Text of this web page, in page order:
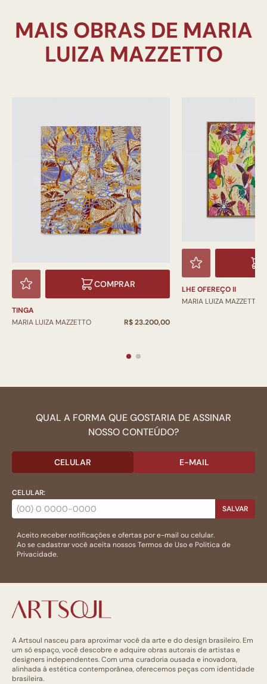
MAIS OBRAS DE MARIA
COMPRAR
TINGA
MARIA LUIZA MAZZETTO
R$ 23.200,00
LHE OFEREÇO II
MARIA LUIZA MAZZETTO
QUAL A FORMA QUE GOSTARIA DE ASSINAR
NOSSO CONTEÚDO?
CELULAR E-MAIL
CELULAR:
SALVAR
Aceito receber notificações e ofertas por e-mail ou celular.
Ao se cadastrar você aceita nossosTermos de Usoe Politica de
Privacidade.
A Artsoul nasceu para aproximar você da arte e do design brasileiro. Em
um só espaço, você descobre e adquire obras autorais de artistas e
designers independentes. Com uma curadoria ousada e inovadora,
alinhada à estética contemporânea, oferecemos peças com identidade
brasileira.